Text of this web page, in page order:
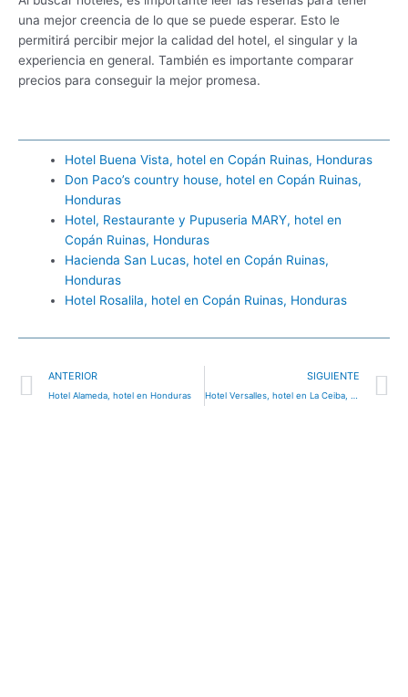
una mejor creencia de lo que se puede esperar. Esto le
permitirá percibir mejor la calidad del hotel, el singular y la
experiencia en general. También es importante comparar
precios para conseguir la mejor promesa.
Hotel Buena Vista, hotel en Copán Ruinas, Honduras
Don Paco’s country house, hotel en Copán Ruinas,
Honduras
Hotel, Restaurante y Pupuseria MARY, hotel en
Copán Ruinas, Honduras
Hacienda San Lucas, hotel en Copán Ruinas,
Honduras
Hotel Rosalila, hotel en Copán Ruinas, Honduras
Ant
ANTERIOR
Hotel Alameda, hotel en Honduras
SIGUIENTE
Hotel Versalles, hotel en La Ceiba, Honduras